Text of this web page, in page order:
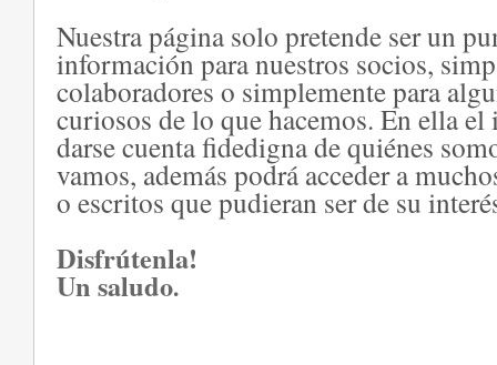
Nuestra página solo pretende ser un
información para nuestros socios,
colaboradores o simplemente para
curiosos de lo que hacemos. En ella el
darse cuenta fidedigna de quiénes
vamos, además podrá acceder a
o escritos que pudieran ser de su
Disfrútenla!
Un saludo.